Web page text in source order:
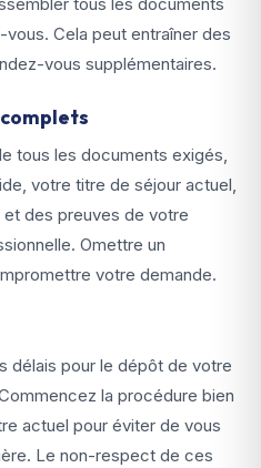
Cela peut entraîner des
vous supplémentaires.
tous les documents exigés,
votre titre de séjour actuel,
des preuves de votre
Omettre un
votre demande.
délais pour le dépôt de votre
la procédure bien
actuel pour éviter de vous
Le non-respect de ces